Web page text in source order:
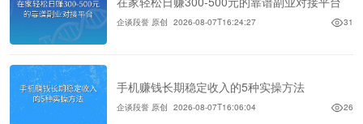
企谈段誉 原创 2026-08-07T16:24:27 31
手机赚钱长期稳定收入的5种实操方法
企谈段誉 原创 2026-08-07T16:06:04 26